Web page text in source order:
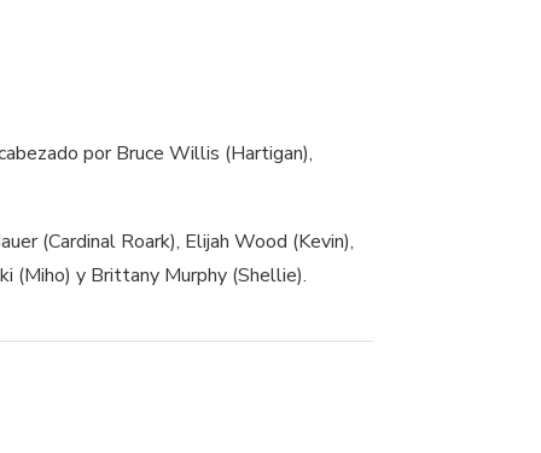
por Bruce Willis (Hartigan),
(Cardinal Roark), Elijah Wood (Kevin),
(Miho) y Brittany Murphy (Shellie).